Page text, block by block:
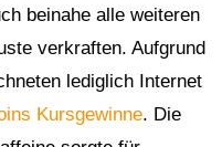
beinahe alle weiteren
verkraften. Aufgrund
lediglich Internet
Kursgewinne. Die